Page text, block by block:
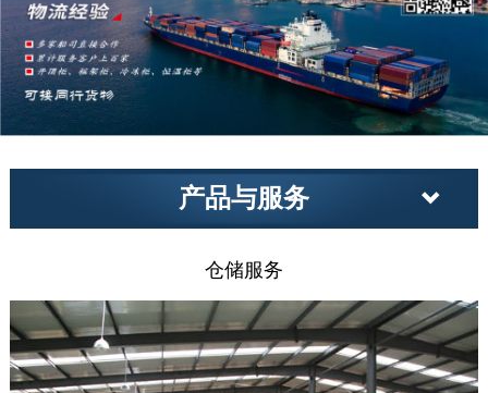
产品与服务
仓储服务